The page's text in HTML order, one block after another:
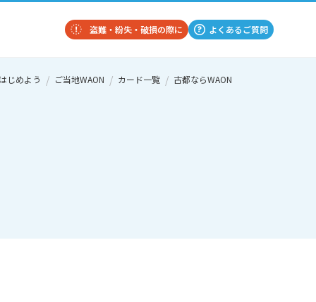
盗難・紛失・破損の際に よくあるご質問
じめよう ご当地WAON カード一覧 古都ならWAON